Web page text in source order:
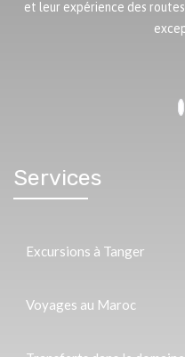
et leur expérience des
Services
Excursions à Tanger
Voyages au Maroc